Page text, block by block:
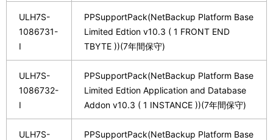
ULH7S-
1086731-
I
PPSupportPack(NetBackup Platform Base
Limited Edtion v10.3 ( 1 FRONT END
TBYTE ))(7年間保守)
ULH7S-
1086732-
I
PPSupportPack(NetBackup Platform Base
Limited Edtion Application and Database
Addon v10.3 ( 1 INSTANCE ))(7年間保守)
ULH7S-
PPSupportPack(NetBackup Platform Base